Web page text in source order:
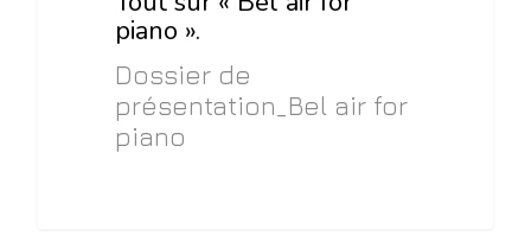
piano ».
Dossier de
présentation_Bel air for
piano